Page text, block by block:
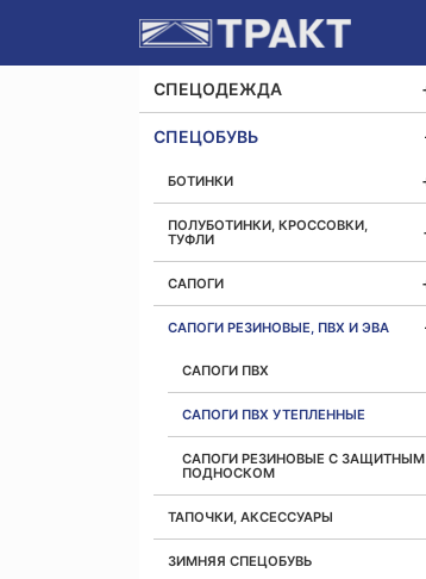
СПЕЦОДЕЖДА
СПЕЦОБУВЬ
БОТИНКИ
ПОЛУБОТИНКИ, КРОССОВКИ,
ТУФЛИ
САПОГИ
САПОГИ РЕЗИНОВЫЕ, ПВХ И ЭВА
САПОГИ ПВХ
САПОГИ ПВХ УТЕПЛЕННЫЕ
САПОГИ РЕЗИНОВЫЕ С ЗАЩИТНЫМ
ПОДНОСКОМ
ТАПОЧКИ, АКСЕССУАРЫ
ЗИМНЯЯ СПЕЦОБУВЬ